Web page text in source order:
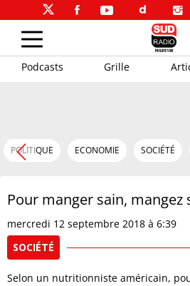
Podcasts Grille
POLITIQUE ECONOMIE SOCIÉTÉ
Pour manger sain, mangez
mercredi 12 septembre 2018 à 6:39
SOCIÉTÉ
Selon un nutritionniste américain,